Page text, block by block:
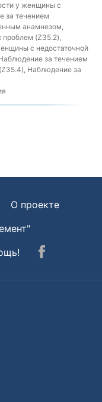
у женщины с
за течением
анамнезом,
(Z35.2),
с недостаточной
за течением
Наблюдение за
О проекте